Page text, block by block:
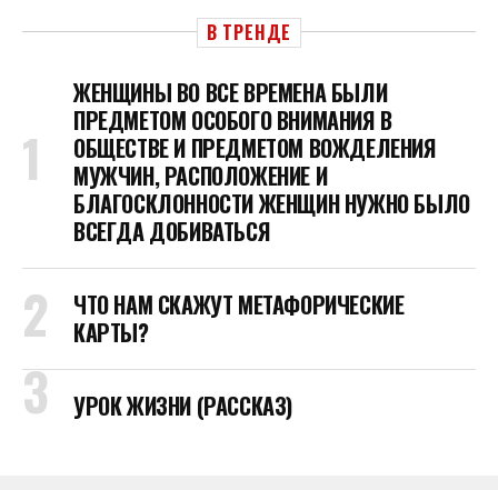
В ТРЕНДЕ
ЖЕНЩИНЫ ВО ВСЕ ВРЕМЕНА БЫЛИ
ПРЕДМЕТОМ ОСОБОГО ВНИМАНИЯ В
ОБЩЕСТВЕ И ПРЕДМЕТОМ ВОЖДЕЛЕНИЯ
МУЖЧИН, РАСПОЛОЖЕНИЕ И
БЛАГОСКЛОННОСТИ ЖЕНЩИН НУЖНО БЫЛО
ВСЕГДА ДОБИВАТЬСЯ
ЧТО НАМ СКАЖУТ МЕТАФОРИЧЕСКИЕ
КАРТЫ?
УРОК ЖИЗНИ (РАССКАЗ)